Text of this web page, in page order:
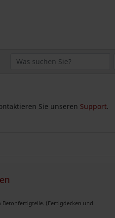
Sie unseren Support.
(Fertigdecken und